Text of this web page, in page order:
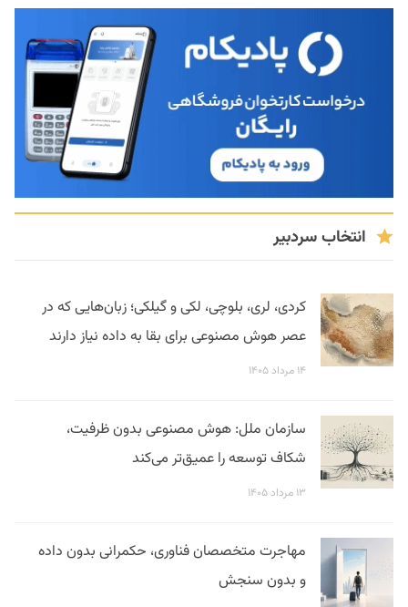
انتخاب سردبیر
کردی، لری، بلوچی، لکی و گیلکی؛ زبان‌هایی که در
عصر هوش مصنوعی برای بقا به داده نیاز دارند
۱۴ مرداد ۱۴۰۵
سازمان ملل: هوش مصنوعی بدون ظرفیت،
شکاف توسعه را عمیق‌تر می‌کند
۱۳ مرداد ۱۴۰۵
مهاجرت متخصصان فناوری، حکمرانی بدون داده
و بدون سنجش